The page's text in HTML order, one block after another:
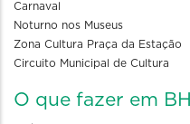
Carnaval
Noturno nos Museus
Zona Cultura Praça da Estação
Circuito Municipal de Cultura
O que fazer em BH